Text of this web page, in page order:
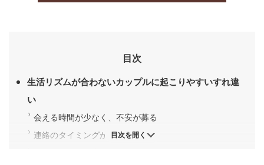
目次
生活リズムが合わないカップルに起こりやすいすれ違
い
会える時間が少なく、不安が募る
連絡のタイミングが合わない
目次を開く